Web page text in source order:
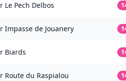
Le Pech Delbos
Impasse de Jouanery
Biards
Route du Raspialou